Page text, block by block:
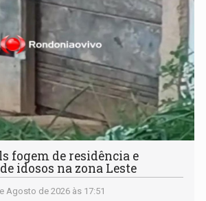
fogem de residência e
idosos na zona Leste
Agosto de 2026 às 17:51